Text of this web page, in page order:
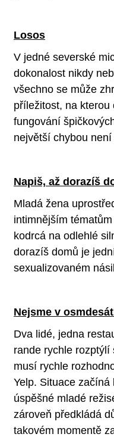
Losos
V jedné severské
dokonalost nikdy
všechno se může
příležitost, na kterou
fungování
největší chybou
Napiš, až dorazíš
Mladá žena
intimnějším
kodrcá na odlehlé
dorazíš domů je
sexualizovaném
Nejsme v
Dva lidé, jedna
rande rychle
musí rychle
Yelp. Situace
úspěšné mladé
zároveň předkládá
takovém momentě